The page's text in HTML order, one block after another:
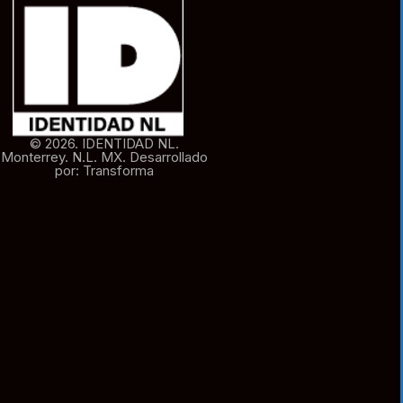
© 2026. IDENTIDAD NL.
Monterrey. N.L. MX. Desarrollado
por: Transforma